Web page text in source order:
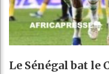
Le Sénégal bat le